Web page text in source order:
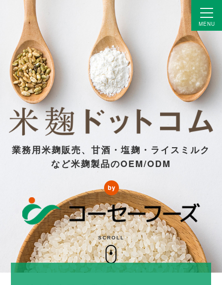
MENU
業務用米麹販売、甘酒・塩麹・ライスミルク
など米麹製品のOEM/ODM
SCROLL